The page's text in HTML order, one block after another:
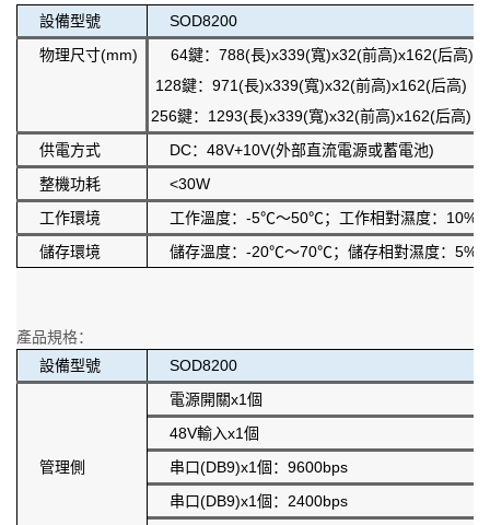
設備型號
SOD8200
物理尺寸(mm)
64鍵：788(長)x339(寬)x32(前高)x162(后高)
128鍵：971(長)x339(寬)x32(前高)x162(后高)
256鍵：1293(長)x339(寬)x32(前高)x162(后高)
供電方式
DC：48V+10V(外部直流電源或蓄電池)
整機功耗
<30W
工作環境
工作溫度：-5℃～50℃；工作相對濕度：10%
儲存環境
儲存溫度：-20℃～70℃；儲存相對濕度：5%
產品規格：
設備型號 SOD8200
管理側
電源開關x1個
48V輸入x1個
串口(DB9)x1個：9600bps
串口(DB9)x1個：2400bps